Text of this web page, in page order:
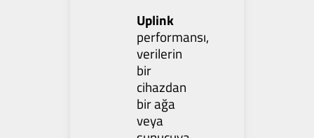
Uplink
performansı,
verilerin
bir
cihazdan
bir ağa
veya